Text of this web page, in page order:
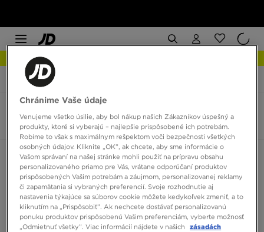
JD Sports Muži
Crocs pánske
4 produkty
Zoradiť:Odporúčané Filtrovať
Chránime Vaše údaje
Venujeme všetko úsilie, aby bol nákup našich Zákazníkov úspešný a
produkty, ktoré si vyberajú – najlepšie prispôsobené ich potrebám.
Robíme to však s maximálnym rešpektom voči bezpečnosti všetkých
osobných údajov. Kliknite „OK”, ak chcete, aby sme informácie o
Vašom správaní na našej stránke mohli použiť na prípravu obsahu
personalizovaného priamo pre Vás, vrátane odporúčaní produktov
prispôsobených Vašim potrebám a záujmom, personalizovanej reklamy
či zapamätania si vybraných preferencií. Svoje rozhodnutie aj
nastavenia týkajúce sa súborov cookie môžete kedykoľvek zmeniť, a to
kliknutím na „Prispôsobiť”. Ak nechcete dostávať personalizovanú
ponuku produktov prispôsobenú Vašim preferenciám, vyberte možnosť
„Odmietnuť všetky”. Viac informácií nájdete v našich
zásadách